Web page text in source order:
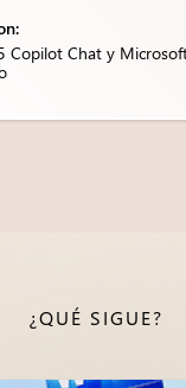
Copilot Chat y
¿QUÉ SIGUE?